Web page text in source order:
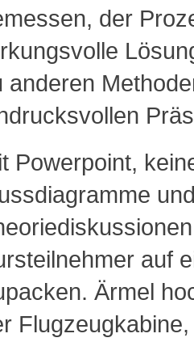
der
anderen
Powerpoint,
auf
Ärmel